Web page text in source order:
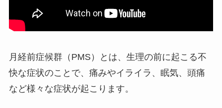
月経前症候群（PMS）とは、生理の前に起こる不
快な症状のことで、痛みやイライラ、眠気、頭痛
など様々な症状が起こります。